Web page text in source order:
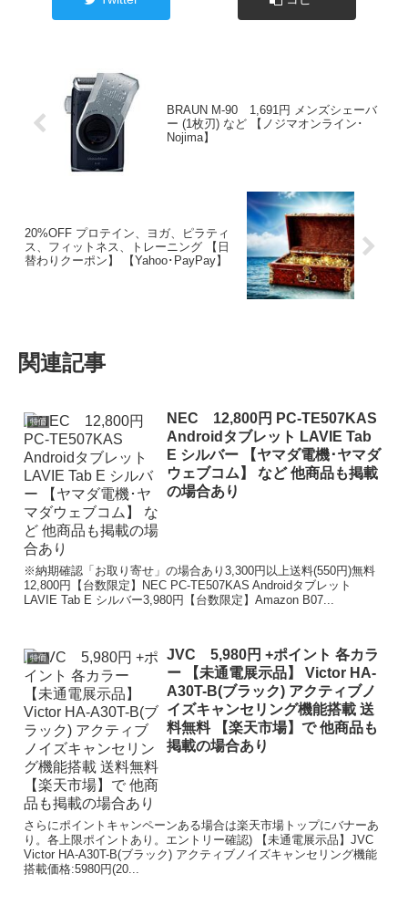
BRAUN M-90 1,691円 メンズシェーバ
ー (1枚刃) など 【ノジマオンライン･
Nojima】
20%OFF プロテイン、ヨガ、ピラティ
ス、フィットネス、トレーニング 【日
替わりクーポン】 【Yahoo･PayPay】
関連記事
特価
NEC 12,800円 PC-TE507KAS
Androidタブレット LAVIE Tab
E シルバー 【ヤマダ電機･ヤマダ
ウェブコム】 など 他商品も掲載
の場合あり
※納期確認「お取り寄せ」の場合あり3,300円以上送料(550円)無料
12,800円【台数限定】NEC PC-TE507KAS Androidタブレット
LAVIE Tab E シルバー3,980円【台数限定】Amazon B07...
特価
JVC 5,980円 +ポイント 各カラ
ー 【未通電展示品】 Victor HA-
A30T-B(ブラック) アクティブノ
イズキャンセリング機能搭載 送
料無料 【楽天市場】で 他商品も
掲載の場合あり
さらにポイントキャンペーンある場合は楽天市場トップにバナーあ
り。各上限ポイントあり。エントリー確認) 【未通電展示品】JVC
Victor HA-A30T-B(ブラック) アクティブノイズキャンセリング機能
搭載価格:5980円(20...